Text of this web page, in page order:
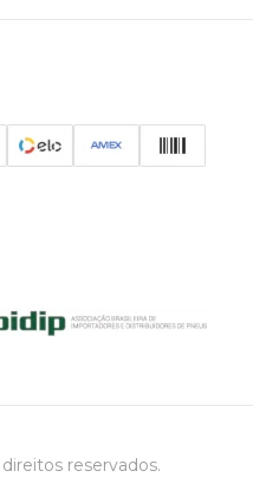
reservados.